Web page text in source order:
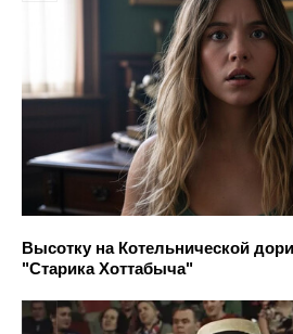
Высотку на Котельнической
"Старика Хоттабыча"